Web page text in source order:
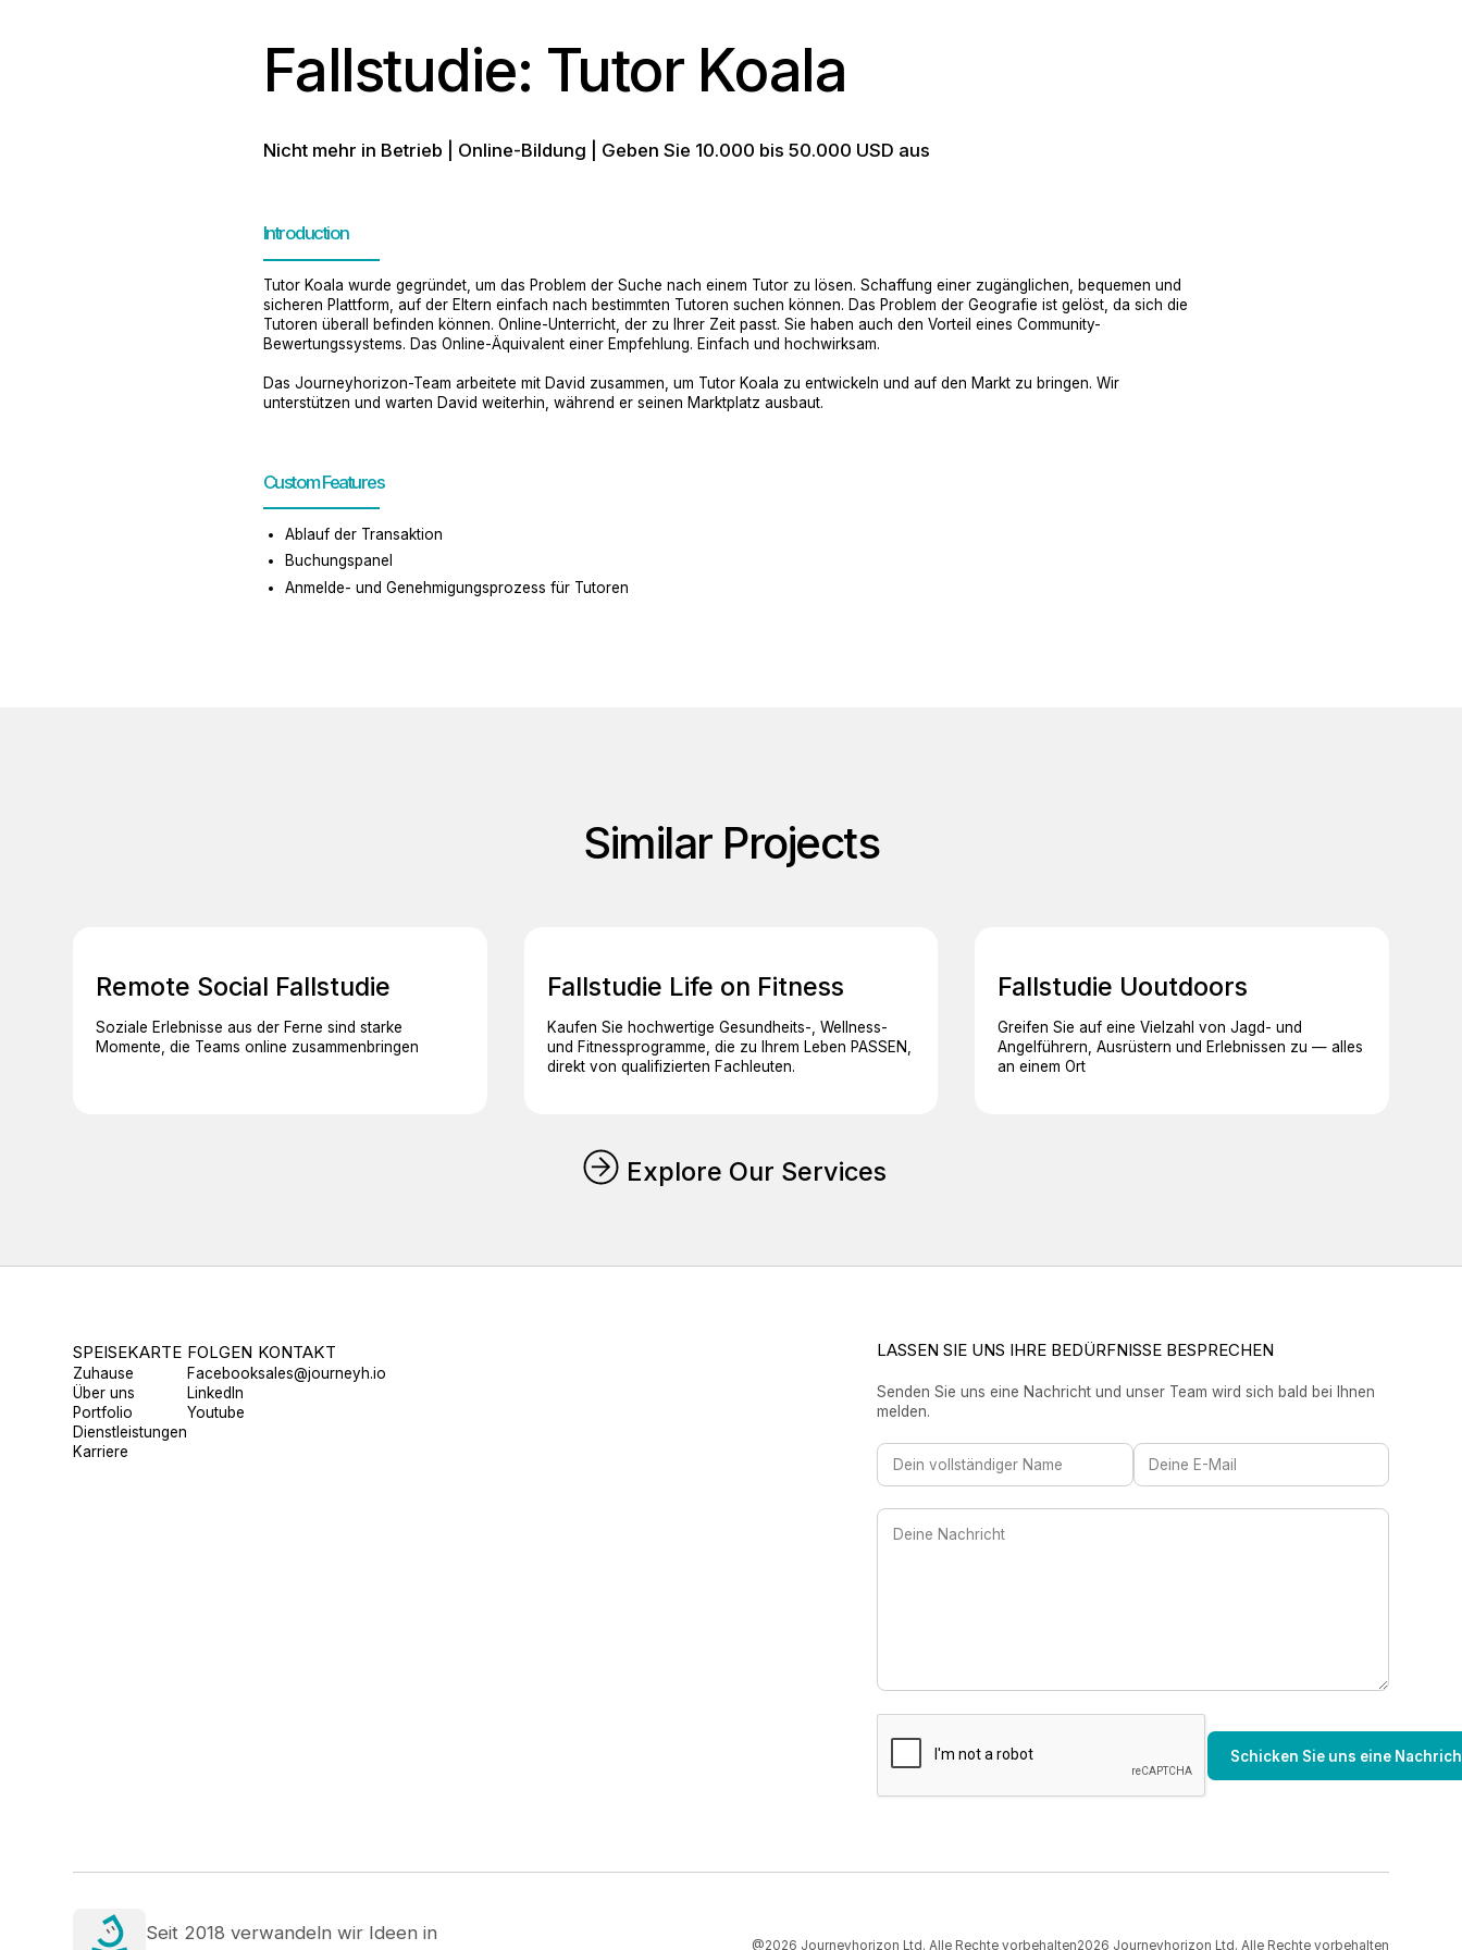
Fallstudie: Tutor Koala
Nicht mehr in Betrieb | Online-Bildung | Geben Sie 10.000 bis 50.000 USD aus
Introduction
Tutor Koala wurde gegründet, um das Problem der Suche nach einem Tutor zu lösen. Schaffung einer zugänglichen, bequemen und
sicheren Plattform, auf der Eltern einfach nach bestimmten Tutoren suchen können. Das Problem der Geografie ist gelöst, da sich die
Tutoren überall befinden können. Online-Unterricht, der zu Ihrer Zeit passt. Sie haben auch den Vorteil eines Community-
Bewertungssystems. Das Online-Äquivalent einer Empfehlung. Einfach und hochwirksam.
Das Journeyhorizon-Team arbeitete mit David zusammen, um Tutor Koala zu entwickeln und auf den Markt zu bringen. Wir
unterstützen und warten David weiterhin, während er seinen Marktplatz ausbaut.
Custom Features
Ablauf der Transaktion
Buchungspanel
Anmelde- und Genehmigungsprozess für Tutoren
Similar Projects
Remote Social Fallstudie
Soziale Erlebnisse aus der Ferne sind starke
Momente, die Teams online zusammenbringen
Fallstudie Life on Fitness
Kaufen Sie hochwertige Gesundheits-, Wellness-
und Fitnessprogramme, die zu Ihrem Leben PASSEN,
direkt von qualifizierten Fachleuten.
Fallstudie Uoutdoors
Greifen Sie auf eine Vielzahl von Jagd- und
Angelführern, Ausrüstern und Erlebnissen zu — alles
an einem Ort
Explore Our Services
SPEISEKARTE
Zuhause
Über uns
Portfolio
Dienstleistungen
Karriere
FOLGEN
Facebook
LinkedIn
Youtube
KONTAKT
sales@journeyh.io
LASSEN SIE UNS IHRE BEDÜRFNISSE BESPRECHEN
Senden Sie uns eine Nachricht und unser Team wird sich bald bei Ihnen
melden.
Seit 2018 verwandeln wir Ideen in
@2026 Journeyhorizon Ltd. Alle Rechte vorbehalten2026 Journeyhorizon Ltd. Alle Rechte vorbehalten